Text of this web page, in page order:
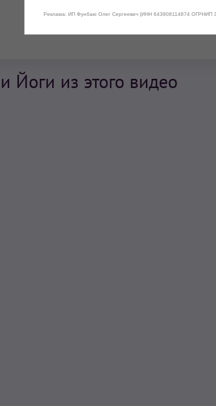
Йоги из этого видео
Реклама: ИП Фунбаю Олег Сергеевич (ИНН 643908114874 ОГРНИП